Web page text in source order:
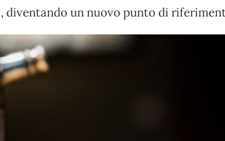
diventando un nuovo punto di